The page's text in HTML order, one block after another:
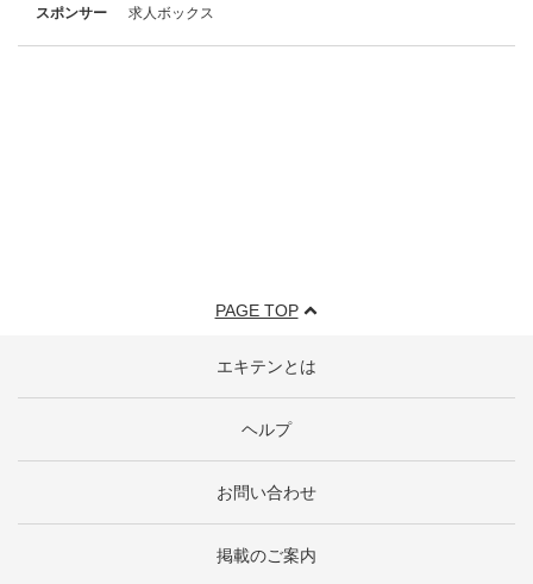
スポンサー
求人ボックス
PAGE TOP
エキテンとは
ヘルプ
お問い合わせ
掲載のご案内